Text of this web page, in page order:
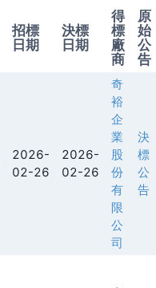
招標
日期
決標
日期
得
標
廠
商
原
始
公
告
2026-
02-26
2026-
02-26
奇
裕
企
業
股
份
有
限
公
司
決
標
公
告